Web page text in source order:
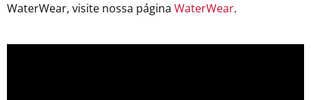
WaterWear, visite nossa página WaterWear.